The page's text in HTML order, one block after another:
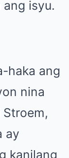
isyu.
haka ang
nina
ay
kanilang